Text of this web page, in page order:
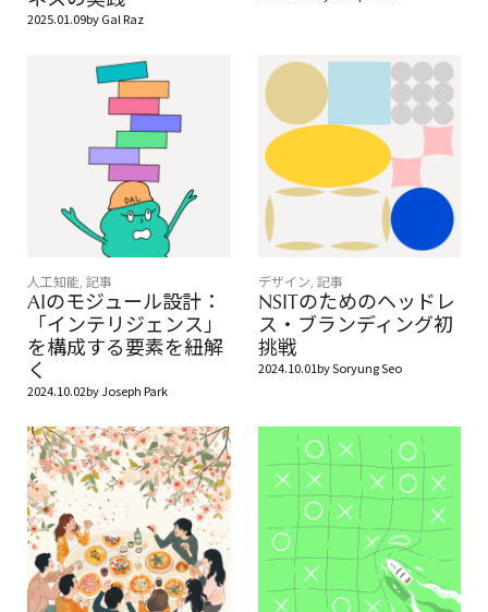
2025.01.09byGal Raz
人工知能, 記事
AIのモジュール設計：
「インテリジェンス」
を構成する要素を紐解
く
2024.10.02byJoseph Park
デザイン, 記事
NSITのためのヘッドレ
ス・ブランディング初
挑戦
2024.10.01bySoryung Seo